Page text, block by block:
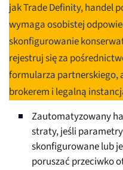
jak Trade Definity, handel
wymaga osobistej
skonfigurowanie
rejestruj się za
formularza partnerskiego,
brokerem i legalną
Zautomatyzowany
straty, jeśli
skonfigurowane lub
poruszać przeciwko